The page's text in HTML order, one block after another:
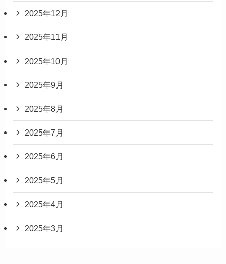
2025年12月
2025年11月
2025年10月
2025年9月
2025年8月
2025年7月
2025年6月
2025年5月
2025年4月
2025年3月